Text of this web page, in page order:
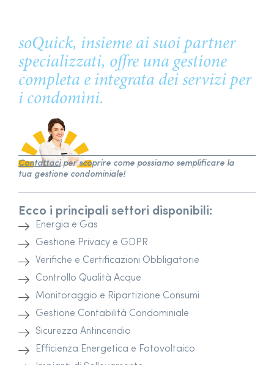
soQuick, insieme ai suoi partner
specializzati, offre una gestione
completa e integrata dei servizi per
i condomìni.
Contattaciper scoprire come possiamo sempliﬁcare la
tua gestione condominiale!
Ecco i principali settori disponibili:
Energia e Gas
Gestione Privacy e GDPR
Verifiche e Certificazioni Obbligatorie
Controllo Qualità Acque
Monitoraggio e Ripartizione Consumi
Gestione Contabilità Condominiale
Sicurezza Antincendio
Efficienza Energetica e Fotovoltaico